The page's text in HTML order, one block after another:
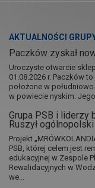
AKTUALNOŚCI
Paczków zyskał
Uroczyste otwarcie
01.08.2026 r. Paczków
położone w
w powiecie nyskim.
Grupa PSB i liderzy
Ruszył
Projekt
PSB, której celem jest
edukacyjnej w Zespole
Rewalidacyjnych w
we...